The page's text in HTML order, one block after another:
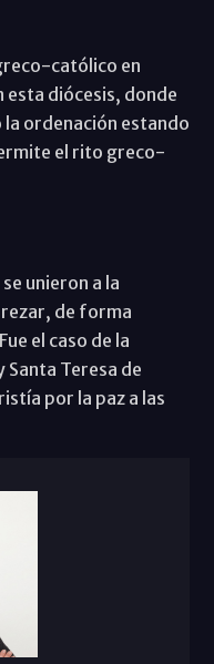
católico en
esta diócesis, donde
la ordenación estando
el rito greco-
unieron a la
de forma
el caso de la
Santa Teresa de
por la paz a las